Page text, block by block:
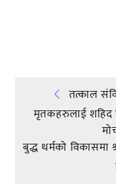
Postतत्काल
मृतकहरुलाई शहिद
बुद्ध धर्मको विकासमा